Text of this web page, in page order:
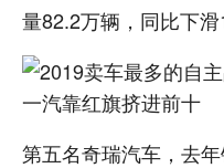
量82.2万辆，同比下滑
第五名奇瑞汽车，去